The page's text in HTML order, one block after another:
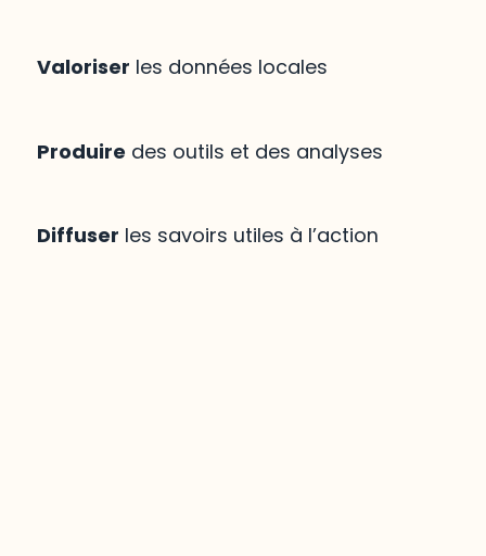
Valoriser les données locales
Produire des outils et des analyses
Diffuser les savoirs utiles à l’action